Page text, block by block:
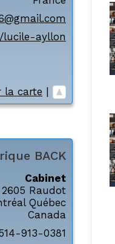
lucile-ayllon
la carte
BACK
Cabinet
2605 Raudot
Québec
Canada
913-0381